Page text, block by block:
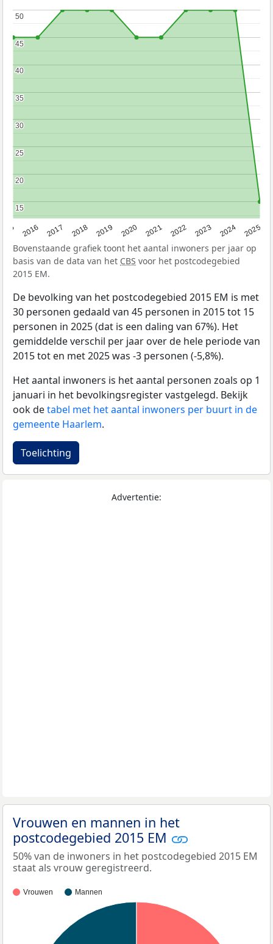
2016 2017 2018 2019 2020 2021 2022 2023 2024 2025
15
15
20
20
25
25
30
30
35
35
40
40
45
45
50
50
Bovenstaande grafiek toont het aantal inwoners per jaar op
basis van de data van het CBS voor het postcodegebied
2015 EM.
De bevolking van het postcodegebied 2015 EM is met
30 personen gedaald van 45 personen in 2015 tot 15
personen in 2025 (dat is een daling van 67%). Het
gemiddelde verschil per jaar over de hele periode van
2015 tot en met 2025 was -3 personen (-5,8%).
Het aantal inwoners is het aantal personen zoals op 1
januari in het bevolkingsregister vastgelegd. Bekijk
ook detabel met het aantal inwoners per buurt in de
gemeente Haarlem.
Toelichting
Advertentie:
Vrouwen en mannen in het
postcodegebied 2015 EM
50% van de inwoners in het postcodegebied 2015 EM
staat als vrouw geregistreerd.
Vrouwen Mannen